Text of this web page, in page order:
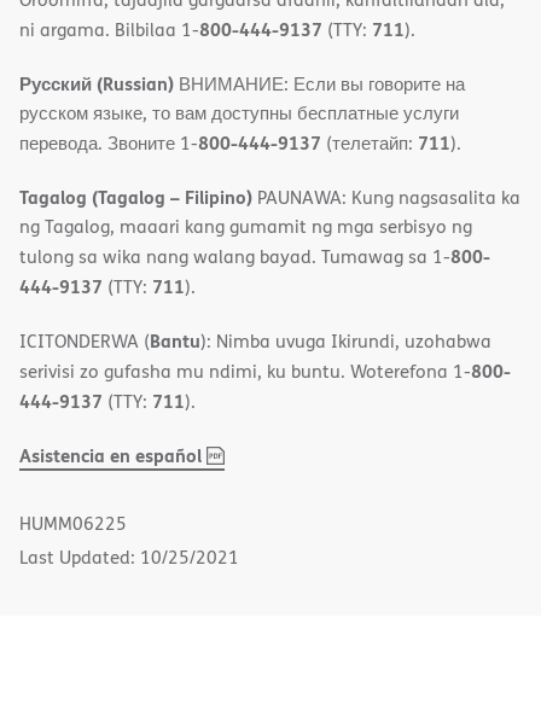
ni argama. Bilbilaa 1-800-444-9137 (TTY: 711).
Русский (Russian) ВНИМАНИЕ: Если вы говорите на
русском языке, то вам доступны бесплатные услуги
перевода. Звоните 1-800-444-9137 (телетайп: 711).
Tagalog (Tagalog – Filipino) PAUNAWA: Kung nagsasalita ka
ng Tagalog, maaari kang gumamit ng mga serbisyo ng
tulong sa wika nang walang bayad. Tumawag sa 1-800-
444-9137 (TTY: 711).
ICITONDERWA (Bantu): Nimba uvuga Ikirundi, uzohabwa
serivisi zo gufasha mu ndimi, ku buntu. Woterefona 1-800-
444-9137 (TTY: 711).
Asistencia en español,
(opens
HUMM06225
Last Updated: 10/25/2021